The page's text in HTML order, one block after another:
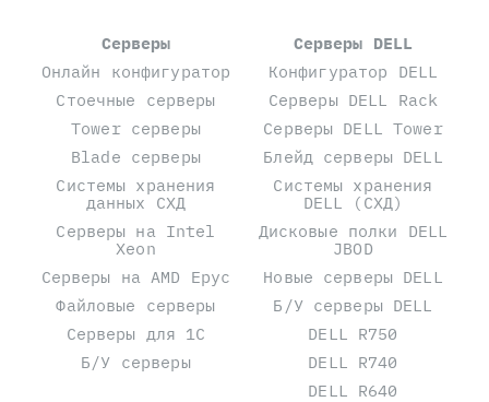
Серверы
Онлайн конфигуратор
Стоечные серверы
Tower серверы
Blade серверы
Системы хранения
данных СХД
Серверы на Intel
Xeon
Серверы на AMD Epyc
Файловые серверы
Серверы для 1С
Б/У серверы
Серверы DELL
Конфигуратор DELL
Серверы DELL Rack
Серверы DELL Tower
Блейд серверы DELL
Системы хранения
DELL (СХД)
Дисковые полки DELL
JBOD
Новые серверы DELL
Б/У серверы DELL
DELL R750
DELL R740
DELL R640